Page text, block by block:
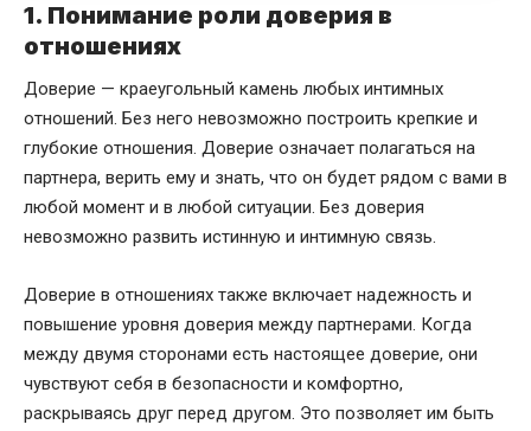
1. Понимание роли доверия в
отношениях
Доверие — краеугольный камень любых интимных
отношений. Без него невозможно построить крепкие и
глубокие отношения. Доверие означает полагаться на
партнера, верить ему и знать, что он будет рядом с вами в
любой момент и в любой ситуации. Без доверия
невозможно развить истинную и интимную связь.
Доверие в отношениях также включает надежность и
повышение уровня доверия между партнерами. Когда
между двумя сторонами есть настоящее доверие, они
чувствуют себя в безопасности и комфортно,
раскрываясь друг перед другом. Это позволяет им быть